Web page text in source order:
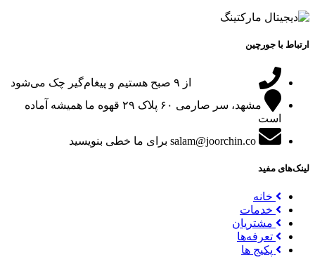
ارتباط با جورچین
از ۹ صبح هستیم و پیغام‌گیر چک می‌شود
مشهد، سر صارمی ۶۰ پلاک ۲۹
قهوه ما همیشه آماده
است
salam@joorchin.co برای ما خطی بنویسید
لینک‌های مفید
خانه
خدمات
مشتریان
تعرفه‌ها
پکیج ها